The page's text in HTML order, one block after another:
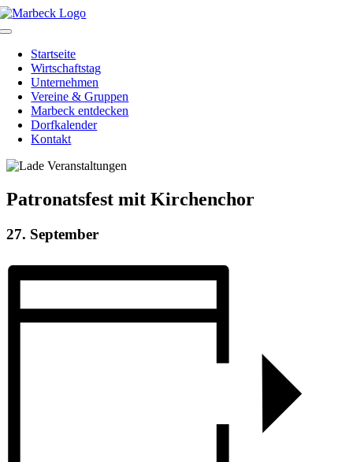
Skip
to
Toggle
NavigationStartseite
Wirtschaftstag
Unternehmen
Vereine & Gruppen
Marbeck entdecken
Dorfkalender
Kontakt
Patronatsfest mit Kirchenchor
27. September